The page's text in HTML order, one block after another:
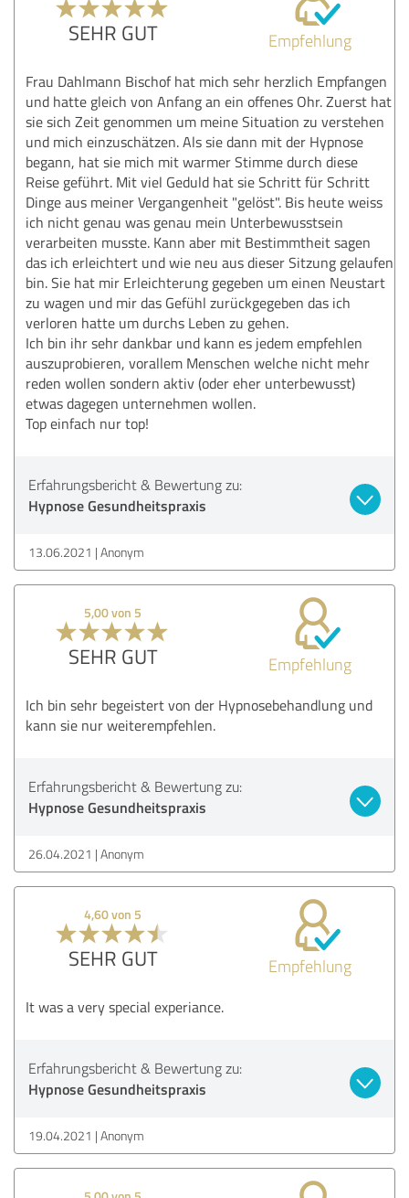
SEHR GUT Empfehlung
Frau Dahlmann Bischof hat mich sehr herzlich Empfangen
und hatte gleich von Anfang an ein offenes Ohr. Zuerst hat
sie sich Zeit genommen um meine Situation zu verstehen
und mich einzuschätzen. Als sie dann mit der Hypnose
begann, hat sie mich mit warmer Stimme durch diese
Reise geführt. Mit viel Geduld hat sie Schritt für Schritt
Dinge aus meiner Vergangenheit "gelöst". Bis heute weiss
ich nicht genau was genau mein Unterbewusstsein
verarbeiten musste. Kann aber mit Bestimmtheit sagen
das ich erleichtert und wie neu aus dieser Sitzung gelaufen
bin. Sie hat mir Erleichterung gegeben um einen Neustart
zu wagen und mir das Gefühl zurückgegeben das ich
verloren hatte um durchs Leben zu gehen.
Ich bin ihr sehr dankbar und kann es jedem empfehlen
auszuprobieren, vorallem Menschen welche nicht mehr
reden wollen sondern aktiv (oder eher unterbewusst)
etwas dagegen unternehmen wollen.
Top einfach nur top!
Erfahrungsbericht & Bewertung zu:
Hypnose Gesundheitspraxis
13.06.2021 Anonym
5,00 von 5
SEHR GUT Empfehlung
Ich bin sehr begeistert von der Hypnosebehandlung und
kann sie nur weiterempfehlen.
Erfahrungsbericht & Bewertung zu:
Hypnose Gesundheitspraxis
26.04.2021 Anonym
4,60 von 5
SEHR GUT Empfehlung
It was a very special experiance.
Erfahrungsbericht & Bewertung zu:
Hypnose Gesundheitspraxis
19.04.2021 Anonym